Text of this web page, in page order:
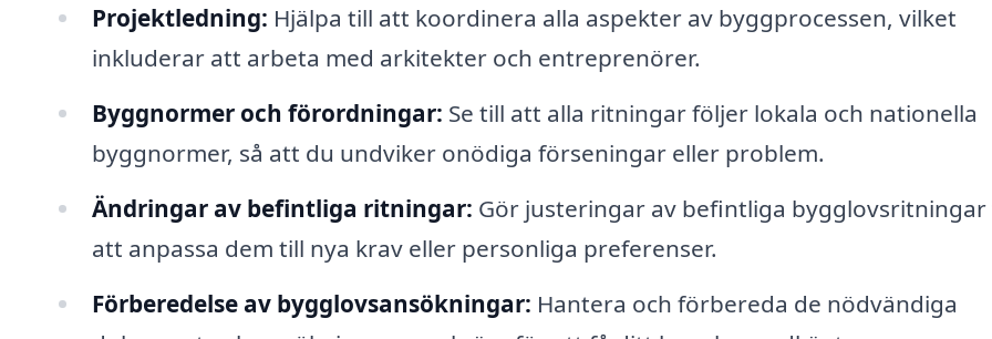
Projektledning: Hjälpa till att koordinera alla aspekter av byggprocessen, vilket
inkluderar att arbeta med arkitekter och entreprenörer.
Byggnormer och förordningar: Se till att alla ritningar följer lokala och nationella
byggnormer, så att du undviker onödiga förseningar eller problem.
Ändringar av befintliga ritningar: Gör justeringar av befintliga
att anpassa dem till nya krav eller personliga preferenser.
Förberedelse av bygglovsansökningar: Hantera och förbereda de nödvändiga